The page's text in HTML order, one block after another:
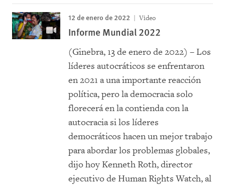
12 de enero de 2022 Video
Informe Mundial 2022
(Ginebra, 13 de enero de 2022) – Los
líderes autocráticos se enfrentaron
en 2021 a una importante reacción
política, pero la democracia solo
florecerá en la contienda con la
autocracia si los líderes
democráticos hacen un mejor trabajo
para abordar los problemas globales,
dijo hoy Kenneth Roth, director
ejecutivo de Human Rights Watch, al